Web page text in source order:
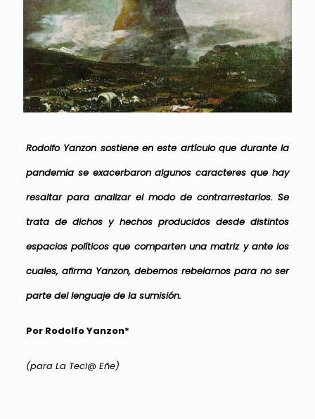
Rodolfo Yanzon sostiene en este artículo que durante la
pandemia se exacerbaron algunos caracteres que hay
resaltar para analizar el modo de contrarrestarlos. Se
trata de dichos y hechos producidos desde distintos
espacios políticos que comparten una matriz y ante los
cuales, afirma Yanzon, debemos rebelarnos para no ser
parte del lenguaje de la sumisión.
Por Rodolfo Yanzon*
(para La Tecl@ Eñe)